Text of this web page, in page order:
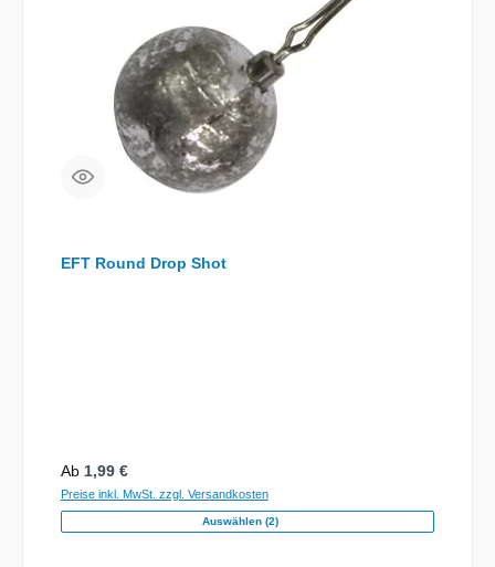
EFT Round Drop Shot
Regulärer Preis:
Ab 1,99 €
Preise inkl. MwSt. zzgl. Versandkosten
Auswählen (2)